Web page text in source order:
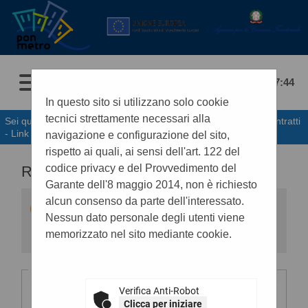
06/08/2026 17:44
Sei qui: Home» Procedure d'appalto e contratti
Riepilogo contratti
- Link BDNCP
In questo sito si utilizzano solo cookie
tecnici strettamente necessari alla
navigazione e configurazione del sito,
rispetto ai quali, ai sensi dell'art. 122 del
codice privacy e del Provvedimento del
Garante dell'8 maggio 2014, non è richiesto
alcun consenso da parte dell'interessato.
Nessun dato personale degli utenti viene
memorizzato nel sito mediante cookie.
Verifica Anti-Robot
Clicca per iniziare
RIEPILOGO CONTRATTI
Informazioni relative alla trasparenza sugli
appalti affidati secondo il D.Lgs. 36/2023.
Impostare un criterio di ricerca per consultare i
dati. In caso di estrazione di almeno
scorrere la stessa in senso orizzontale, si
consiglia di utilizzare le frecce destra e sinistra